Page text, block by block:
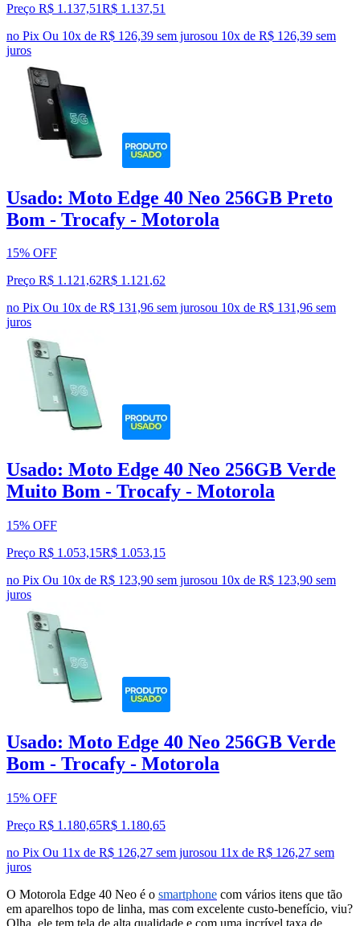
Preço R$ 1.137,51R$ 1.137,51
no Pix Ou 10x de R$ 126,39 sem jurosou 10x de R$ 126,39 sem
juros
Usado: Moto Edge 40 Neo 256GB Preto
Bom - Trocafy - Motorola
15% OFF
Preço R$ 1.121,62R$ 1.121,62
no Pix Ou 10x de R$ 131,96 sem jurosou 10x de R$ 131,96 sem
juros
Usado: Moto Edge 40 Neo 256GB Verde
Muito Bom - Trocafy - Motorola
15% OFF
Preço R$ 1.053,15R$ 1.053,15
no Pix Ou 10x de R$ 123,90 sem jurosou 10x de R$ 123,90 sem
juros
Usado: Moto Edge 40 Neo 256GB Verde
Bom - Trocafy - Motorola
15% OFF
Preço R$ 1.180,65R$ 1.180,65
no Pix Ou 11x de R$ 126,27 sem jurosou 11x de R$ 126,27 sem
juros
O Motorola Edge 40 Neo é o smartphone com vários itens que tão
em aparelhos topo de linha, mas com excelente custo-benefício, viu?
Olha, ele tem tela de alta qualidade e com uma incrível taxa de